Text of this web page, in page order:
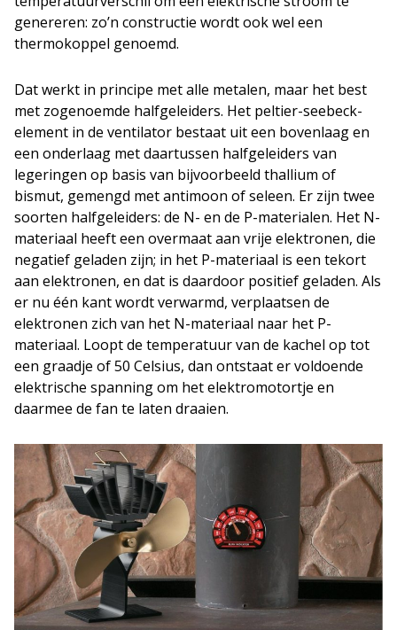
genereren: zo’n constructie wordt ook wel een
thermokoppel genoemd.
Dat werkt in principe met alle metalen, maar het best
met zogenoemde halfgeleiders. Het peltier-seebeck-
element in de ventilator bestaat uit een bovenlaag en
een onderlaag met daartussen halfgeleiders van
legeringen op basis van bijvoorbeeld thallium of
bismut, gemengd met antimoon of seleen. Er zijn twee
soorten halfgeleiders: de N- en de P-materialen. Het N-
materiaal heeft een overmaat aan vrije elektronen, die
negatief geladen zijn; in het P-materiaal is een tekort
aan elektronen, en dat is daardoor positief geladen. Als
er nu één kant wordt verwarmd, verplaatsen de
elektronen zich van het N-materiaal naar het P-
materiaal. Loopt de temperatuur van de kachel op tot
een graadje of 50 Celsius, dan ontstaat er voldoende
elektrische spanning om het elektromotortje en
daarmee de fan te laten draaien.